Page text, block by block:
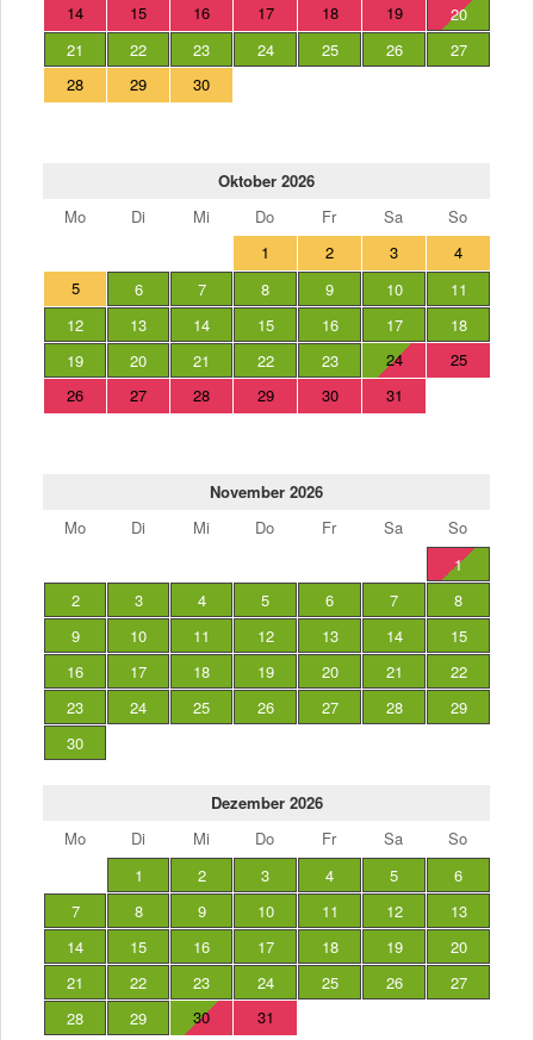
14
15 16 17 18 19
20
21
22 23 24 25 26
27
28
29 30
Oktober 2026
Mo
Di Mi Do Fr Sa
So
1
2 3
4
5
6 7 8 9 10
11
12
13 14 15 16 17
18
19
20 21 22 23 24
25
26
27 28 29 30 31
November 2026
Mo
Di Mi Do Fr Sa
So
1
2
3 4 5 6 7
8
9
10 11 12 13 14
15
16
17 18 19 20 21
22
23
24 25 26 27 28
29
30
Dezember 2026
Mo
Di Mi Do Fr Sa
So
1
2 3 4 5
6
7
8 9 10 11 12
13
14
15 16 17 18 19
20
21
22 23 24 25 26
27
28
29 30 31